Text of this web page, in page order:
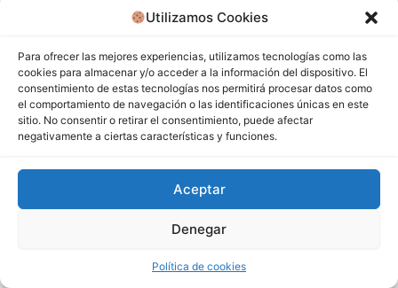
Utilizamos Cookies
Para ofrecer las mejores experiencias, utilizamos tecnologías como las
cookies para almacenar y/o acceder a la información del dispositivo. El
consentimiento de estas tecnologías nos permitirá procesar datos como
el comportamiento de navegación o las identificaciones únicas en este
sitio. No consentir o retirar el consentimiento, puede afectar
negativamente a ciertas características y funciones.
Aceptar
Denegar
Política de cookies
Todos los derechos © 2026 San Miguel De Los Bancos |